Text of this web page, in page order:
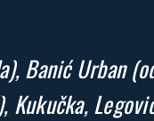
Banić Urban
Kukučka,